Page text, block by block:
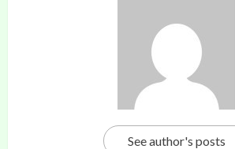
See author's posts